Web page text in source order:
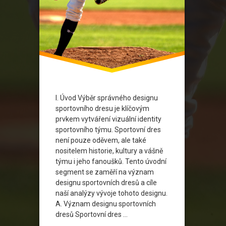
I. Úvod Výběr správného designu
sportovního dresu je klíčovým
prvkem vytváření vizuální identity
sportovního týmu. Sportovní dres
není pouze oděvem, ale také
nositelem historie, kultury a vášně
týmu i jeho fanoušků. Tento úvodní
segment se zaměří na význam
designu sportovních dresů a cíle
naší analýzy vývoje tohoto designu.
A. Význam designu sportovních
dresů Sportovní dres …